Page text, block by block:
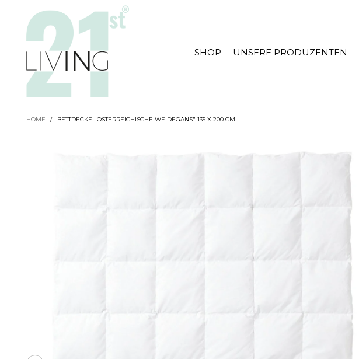
SHOP UNSERE PRODUZENTEN
HOME / BETTDECKE "ÖSTERREICHISCHE WEIDEGANS" 135 X 200 CM